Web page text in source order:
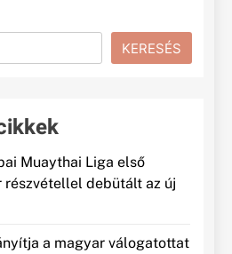
KERESÉS
Muaythai Liga első
részvétellel debütált az új
a magyar válogatottat